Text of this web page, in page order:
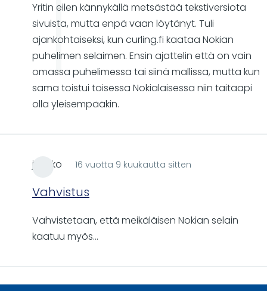
Yritin eilen kännykällä metsästää tekstiversiota
sivuista, mutta enpä vaan löytänyt. Tuli
ajankohtaiseksi, kun curling.fi kaataa Nokian
puhelimen selaimen. Ensin ajattelin että on vain
omassa puhelimessa tai siinä mallissa, mutta kun
sama toistui toisessa Nokialaisessa niin taitaapi
olla yleisempääkin.
jaakko 16 vuotta 9 kuukautta sitten
Vahvistus
Vahvistetaan, että meikäläisen Nokian selain
kaatuu myös...